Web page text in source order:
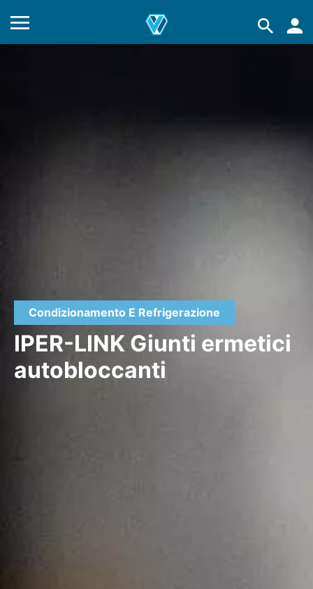
Condizionamento E Refrigerazione
IPER-LINK Giunti ermetici
autobloccanti